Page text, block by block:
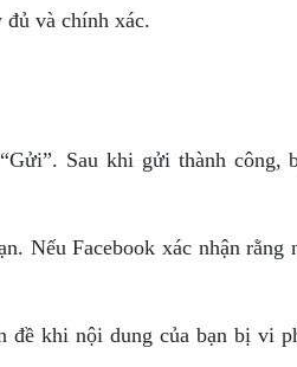
đủ và chính xác.
Sau khi gửi thành công,
Nếu Facebook xác nhận
đề khi nội dung của bạn bị vi